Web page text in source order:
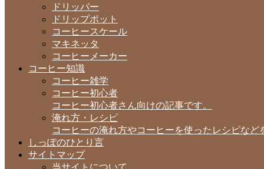
ドリッパー
ドリップポット
コーヒースケール
マキネッタ
コーヒーメーカー
コーヒー知識
コーヒー雑学
コーヒー初心者
コーヒー初心者さん向けの記事です。
淹れ方・レシピ
コーヒーの淹れ方やコーヒーを使ったレシピなど
しっぽのひとり言
サイトマップ
当サイトについて